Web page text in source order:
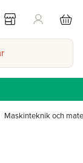
Maskinteknik och